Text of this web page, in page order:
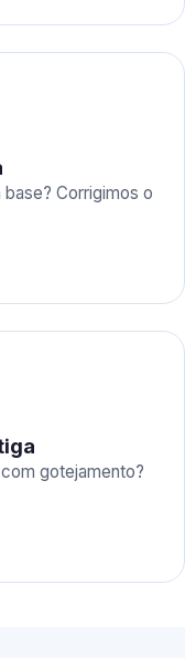
Corrigimos o
gotejamento?